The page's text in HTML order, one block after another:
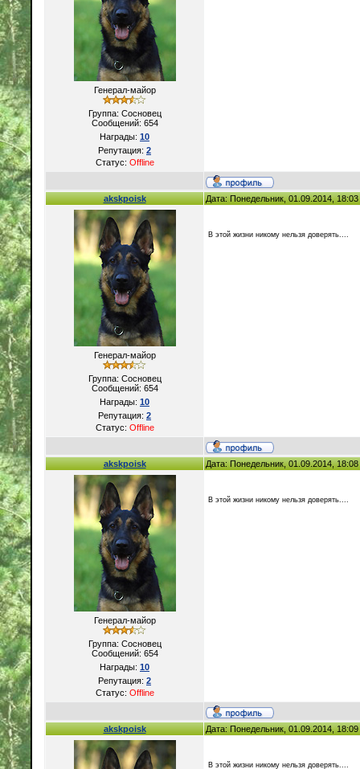
Генерал-майор
Группа: Сосновец
Сообщений: 654
Награды: 10
Репутация: 2
Статус: Offline
akskpoisk Дата: Понедельник, 01.09.2014,
Генерал-майор
Группа: Сосновец
Сообщений: 654
Награды: 10
Репутация: 2
Статус: Offline
В этой жизни никому нельзя доверять....
akskpoisk Дата: Понедельник, 01.09.2014,
Генерал-майор
Группа: Сосновец
Сообщений: 654
Награды: 10
Репутация: 2
Статус: Offline
В этой жизни никому нельзя доверять....
akskpoisk Дата: Понедельник, 01.09.2014,
В этой жизни никому нельзя доверять....